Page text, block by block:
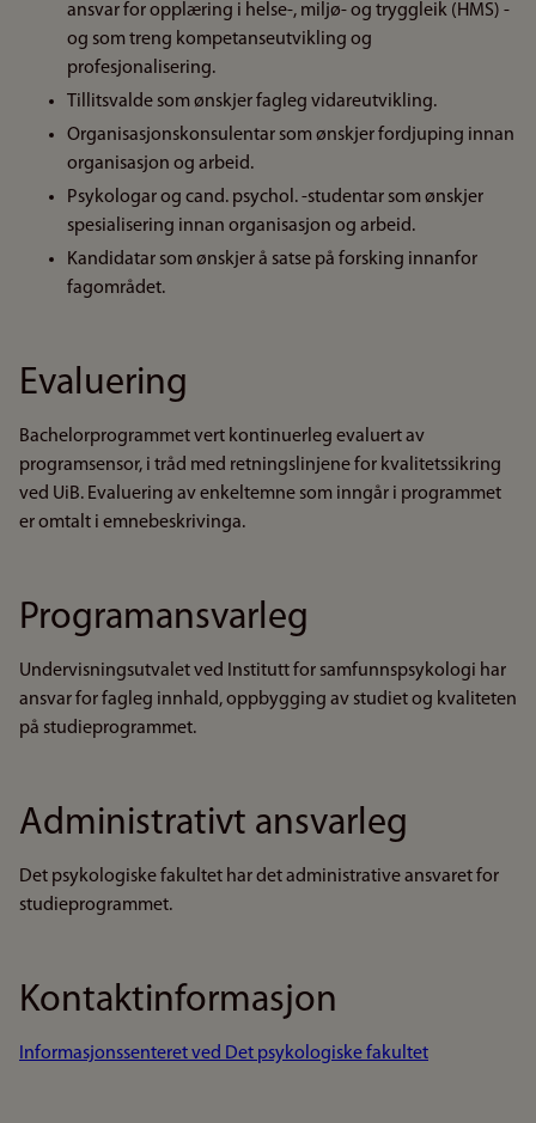
ansvar for opplæring i helse-, miljø- og tryggleik (HMS) -
og som treng kompetanseutvikling og
profesjonalisering.
Tillitsvalde som ønskjer fagleg vidareutvikling.
Organisasjonskonsulentar som ønskjer fordjuping innan
organisasjon og arbeid.
Psykologar og cand. psychol. -studentar som ønskjer
spesialisering innan organisasjon og arbeid.
Kandidatar som ønskjer å satse på forsking innanfor
fagområdet.
Evaluering
Bachelorprogrammet vert kontinuerleg evaluert av
programsensor, i tråd med retningslinjene for kvalitetssikring
ved UiB. Evaluering av enkeltemne som inngår i programmet
er omtalt i emnebeskrivinga.
Programansvarleg
Undervisningsutvalet ved Institutt for samfunnspsykologi har
ansvar for fagleg innhald, oppbygging av studiet og kvaliteten
på studieprogrammet.
Administrativt ansvarleg
Det psykologiske fakultet har det administrative ansvaret for
studieprogrammet.
Kontaktinformasjon
Informasjonssenteret ved Det psykologiske fakultet